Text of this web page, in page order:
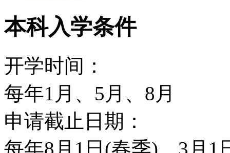
Service Office是专门替
关系或财务等问题的机
学生赴海外留学的业务
校3万4千名学生中，大
研究生占28%。
本科入学条件
开学时间：
每年1月、5月、8月
申请截止日期：
每年8月1日(春季)、3月1